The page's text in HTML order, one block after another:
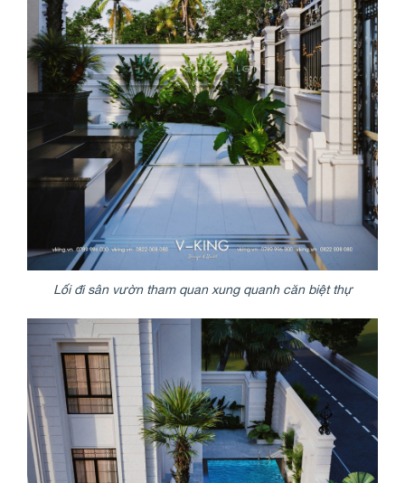
Lối đi sân vườn tham quan xung quanh căn biệt thự